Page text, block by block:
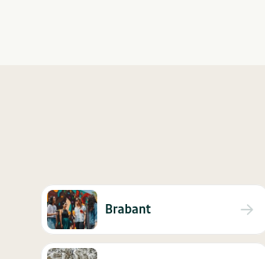
Brabant